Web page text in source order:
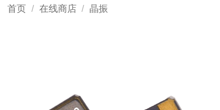
首页 / 在线商店 / 晶振